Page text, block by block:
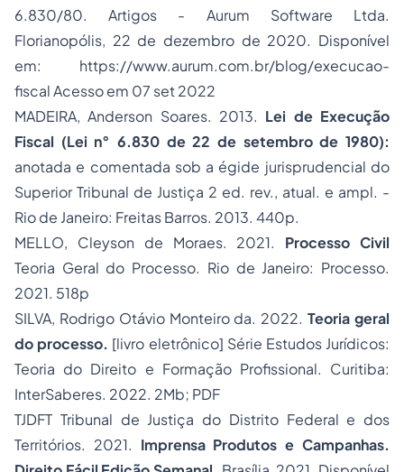
6.830/80. Artigos - Aurum Software Ltda.
Florianopólis, 22 de dezembro de 2020. Disponível
em: https://www.aurum.com.br/blog/execucao-
fiscal Acesso em 07 set 2022
MADEIRA, Anderson Soares. 2013. Lei de Execução
Fiscal (Lei n° 6.830 de 22 de setembro de 1980):
anotada e comentada sob a égide jurisprudencial do
Superior Tribunal de Justiça 2 ed. rev., atual. e ampl. -
Rio de Janeiro: Freitas Barros. 2013. 440p.
MELLO, Cleyson de Moraes. 2021. Processo Civil
Teoria Geral do Processo. Rio de Janeiro: Processo.
2021. 518p
SILVA, Rodrigo Otávio Monteiro da. 2022.Teoria geral
do processo. [livro eletrônico] Série Estudos Jurídicos:
Teoria do Direito e Formação Profissional. Curitiba:
InterSaberes. 2022. 2Mb; PDF
TJDFT Tribunal de Justiça do Distrito Federal e dos
Territórios. 2021. Imprensa Produtos e Campanhas.